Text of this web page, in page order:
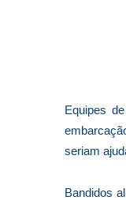
Equipes
seriam
Bandidos